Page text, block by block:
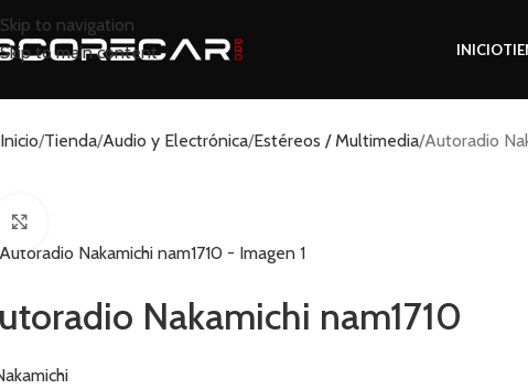
Skip to navigation
Skip to main content
INICIO
Inicio Tienda Audio y Electrónica Estéreos / Multimedia Autoradio
Nakamichi nam1710